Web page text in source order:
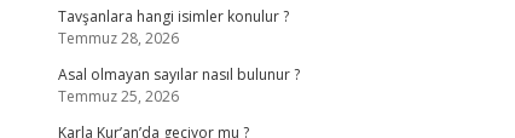
Tavşanlara hangi isimler konulur ?
Temmuz 28, 2026
Asal olmayan sayılar nasıl bulunur ?
Temmuz 25, 2026
Karla Kur’an’da geçiyor mu ?